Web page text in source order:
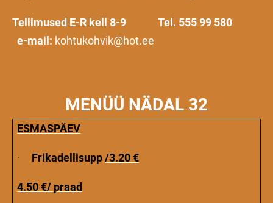
Tellimused E-R kell 8-9 Tel. 555 99 580
e-mail: kohtukohvik@hot.ee
MENÜÜ NÄDAL 32
ESMASPÄEV
· Frikadellisupp/3.20 €
4.50 €/ praad